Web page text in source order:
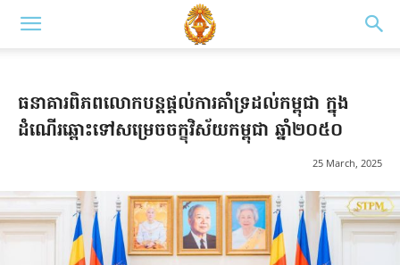
ធនាគារពិភពលោកបន្តផ្ដល់ការគាំទ្រដល់កម្ពុជា ក្នុង
ដំណើរឆ្ពោះទៅសម្រេចចក្ខុវិស័យកម្ពុជា ឆ្នាំ២០៥០
25 March, 2025